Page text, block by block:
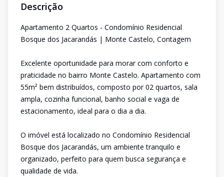
Descrição
Apartamento 2 Quartos - Condomínio Residencial
Bosque dos Jacarandás | Monte Castelo, Contagem
Excelente oportunidade para morar com conforto e
praticidade no bairro Monte Castelo. Apartamento com
55m² bem distribuídos, composto por 02 quartos, sala
ampla, cozinha funcional, banho social e vaga de
estacionamento, ideal para o dia a dia.
O imóvel está localizado no Condomínio Residencial
Bosque dos Jacarandás, um ambiente tranquilo e
organizado, perfeito para quem busca segurança e
qualidade de vida.